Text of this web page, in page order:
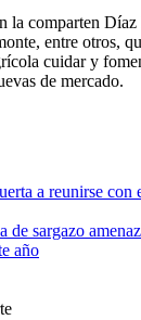
la comparten
entre otros,
cuidar y
de mercado.
a reunirse con
de sargazo
año